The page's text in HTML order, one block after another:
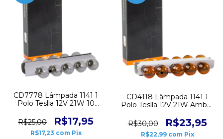
CD7778 Lâmpada 1141 1
Polo Teslla 12V 21W 10
R$25,00
R$17,95
R$17,23 com Pix
CD4118 Lâmpada 1141 1
Polo Teslla 12V 21W Ambar
R$30,00
R$23,95
R$22,99 com Pix